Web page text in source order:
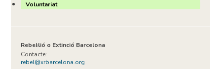
Voluntariat
Rebel·lió o Extinció Barcelona
Contacte:
rebel@xrbarcelona.org